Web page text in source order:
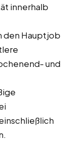
innerhalb
den Hauptjob
und